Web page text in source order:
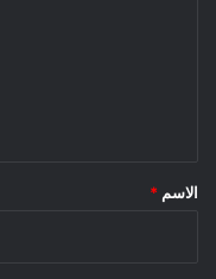
*
الاسم *